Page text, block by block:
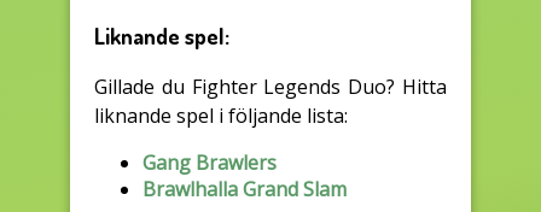
Liknande spel:
Gillade du Fighter Legends Duo? Hitta
liknande spel i följande lista:
Gang Brawlers
Brawlhalla Grand Slam